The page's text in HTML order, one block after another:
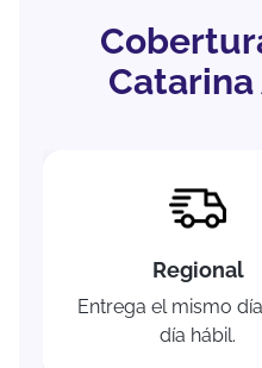
Regional
Entrega el mismo
día hábil.